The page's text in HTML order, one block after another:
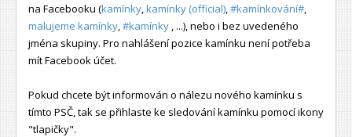
na Facebooku (kamínky kamínky (official) #kamínkování#
malujeme kamínky #kamínky , ...), nebo i bez uvedeného
jména skupiny. Pro nahlášení pozice kamínku není potřeba
mít Facebook účet.
Pokud chcete být informován o nálezu nového kamínku s
tímto PSČ, tak se přihlaste ke sledování kamínku pomocí ikony
"tlapičky".